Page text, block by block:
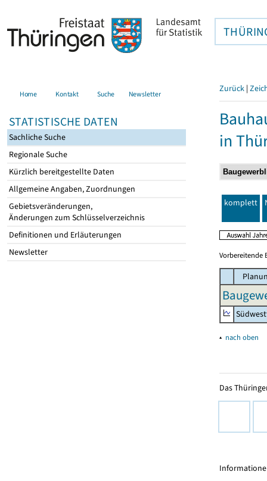
Home Kontakt Suche Newsletter
STATISTISCHE DATEN
Sachliche Suche
Regionale Suche
Kürzlich bereitgestellte Daten
Allgemeine Angaben, Zuordnungen
Gebietsveränderungen,
Änderungen zum Schlüsselverzeichnis
Definitionen und Erläuterungen
Newsletter
Zurück |
in
komplett
Vorbereitende
▴ nach oben
Das